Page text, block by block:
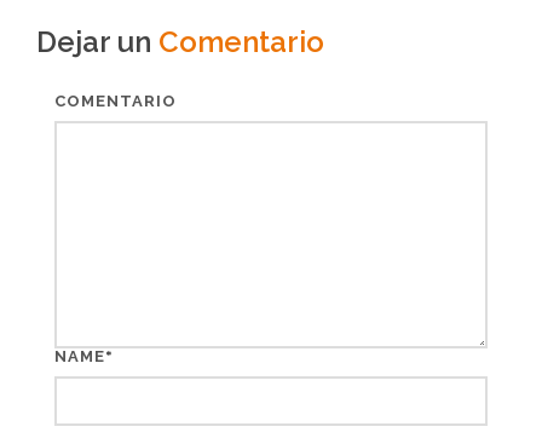
Dejar un Comentario
COMENTARIO
NAME*